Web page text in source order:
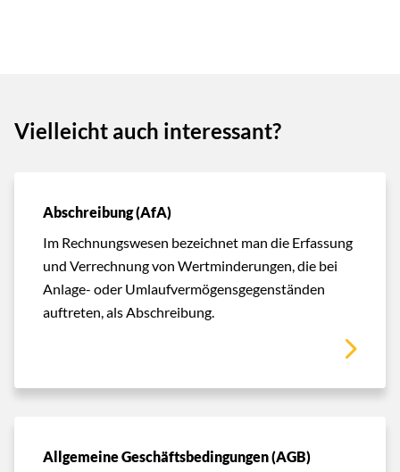
Vielleicht auch interessant?
Abschreibung (AfA)
Im Rechnungswesen bezeichnet man die Erfassung
und Verrechnung von Wertminderungen, die bei
Anlage- oder Umlaufvermögensgegenständen
auftreten, als Abschreibung.
Allgemeine Geschäftsbedingungen (AGB)